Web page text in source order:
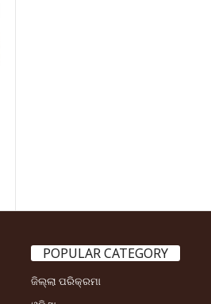
POPULAR CATEGORY
ଜିଲ୍ଲା ପରିକ୍ରମା